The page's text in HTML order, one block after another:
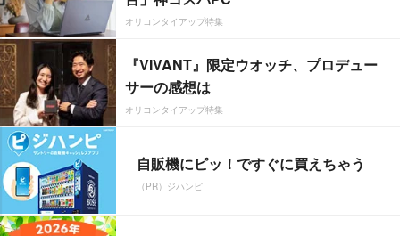
オリコンタイアップ特集
『VIVANT』限定ウオッチ、プロデュー
サーの感想は
オリコンタイアップ特集
自販機にピッ！ですぐに買えちゃう
（PR）ジハンピ